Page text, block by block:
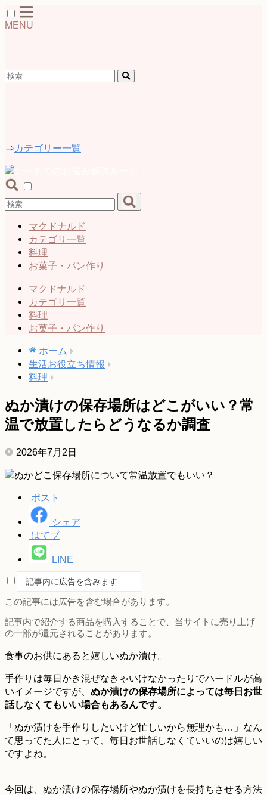
MENU
⇒カテゴリー一覧
マクドナルド
カテゴリ一覧
料理
お菓子・パン作り
マクドナルド
カテゴリ一覧
料理
お菓子・パン作り
ホーム
生活お役立ち情報
料理
ぬか漬けの保存場所はどこがいい？常
温で放置したらどうなるか調査
2026年7月2日
ポスト
シェア
はてブ
LINE
記事内に広告を含みます
この記事には広告を含む場合があります。
記事内で紹介する商品を購入することで、当サイトに売り上げ
の一部が還元されることがあります。
食事のお供にあると嬉しいぬか漬け。
手作りは毎日かき混ぜなきゃいけなかったりでハードルが高
いイメージですが、 ぬか漬けの保存場所によっては毎日お世
話しなくてもいい場合もあるんです。
「ぬか漬けを手作りしたいけど忙しいから無理かも…」なん
て思ってた人にとって、毎日お世話しなくていいのは嬉しい
ですよね。
今回は、ぬか漬けの保存場所やぬか漬けを長持ちさせる方法